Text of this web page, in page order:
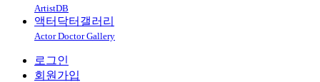
ArtistDB
액터닥터갤러리
Actor Doctor Gallery
로그인
회원가입